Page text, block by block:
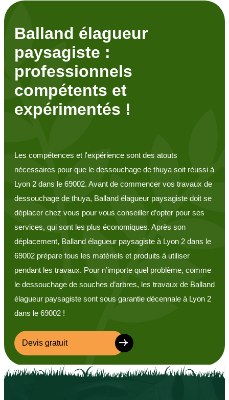
Balland élagueur
paysagiste :
professionnels
compétents et
expérimentés !
Les compétences et l'expérience sont des atouts
nécessaires pour que le dessouchage de thuya soit réussi à
Lyon 2 dans le 69002. Avant de commencer vos travaux de
dessouchage de thuya, Balland élagueur paysagiste doit se
déplacer chez vous pour vous conseiller d’opter pour ses
services, qui sont les plus économiques. Après son
déplacement, Balland élagueur paysagiste à Lyon 2 dans le
69002 prépare tous les matériels et produits à utiliser
pendant les travaux. Pour n’importe quel problème, comme
le dessouchage de souches d’arbres, les travaux de Balland
élagueur paysagiste sont sous garantie décennale à Lyon 2
dans le 69002 !
Devis gratuit